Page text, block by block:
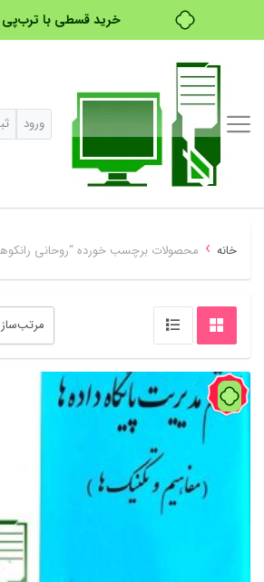
خرید قسطی با ترب‌پی
ورود
خانه › محصولات برچسب خورده “روحانی
60%